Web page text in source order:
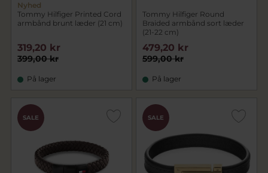
Nyhed
Tommy Hilfiger Printed Cord
armbånd brunt læder (21 cm)
399,00 kr
319,20 kr
På lager
Tommy Hilfiger Round
Braided armbånd sort læder
(21-22 cm)
599,00 kr
479,20 kr
På lager
SALE SALE